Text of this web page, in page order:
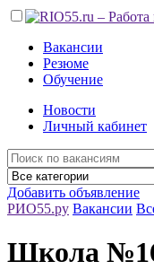
Вакансии
Резюме
Обучение
Новости
Личный кабинет
Добавить объявление
РИО55.ру Вакансии
Школа